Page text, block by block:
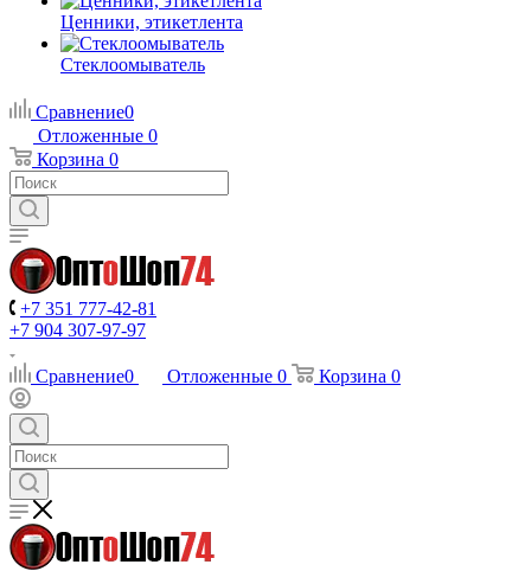
Ценники, этикетлента
Стеклоомыватель
Сравнение0
Отложенные 0
Корзина 0
+7 351 777-42-81
+7 904 307-97-97
Сравнение0 Отложенные 0 Корзина 0